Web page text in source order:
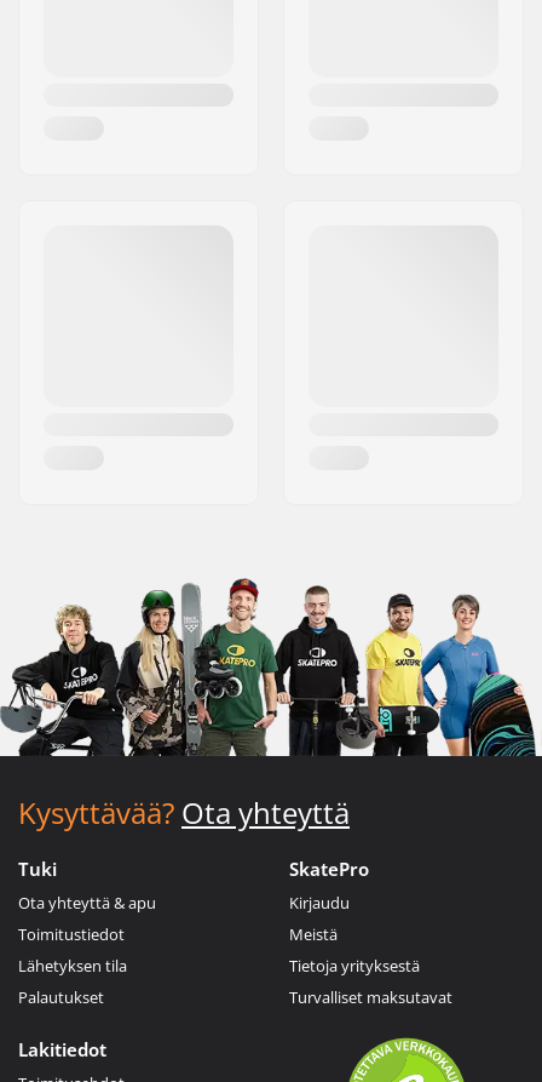
Kysyttävää? Ota yhteyttä
Tuki
Ota yhteyttä & apu
Toimitustiedot
Lähetyksen tila
Palautukset
SkatePro
Kirjaudu
Meistä
Tietoja yrityksestä
Turvalliset maksutavat
Lakitiedot